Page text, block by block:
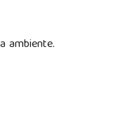
ambiente.